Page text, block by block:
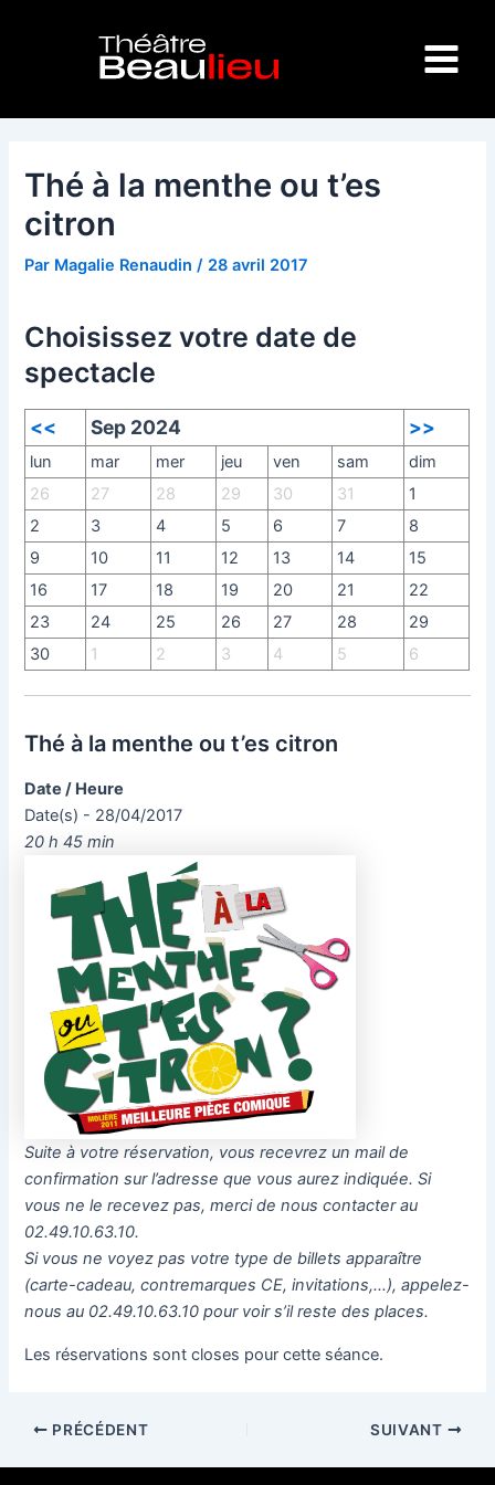
Menu
Thé à la menthe ou t’es
citron
Par Magalie Renaudin/ 28 avril 2017
Choisissez votre date de
spectacle
<< Sep 2024 >>
lun mar mer jeu ven sam
dim
26
27 28 29 30 31
1
2
3 4 5 6 7
8
9
10 11 12 13 14
15
16
17 18 19 20 21
22
23
24 25 26 27 28
29
30
1 2 3 4 5 6
Thé à la menthe ou t’es citron
Date / Heure
Date(s) - 28/04/2017
20 h 45 min
Suite à votre réservation, vous recevrez un mail de
confirmation sur l’adresse que vous aurez indiquée. Si
vous ne le recevez pas, merci de nous contacter au
02.49.10.63.10.
Si vous ne voyez pas votre type de billets apparaître
(carte-cadeau, contremarques CE, invitations,…), appelez-
nous au 02.49.10.63.10 pour voir s’il reste des places.
Les réservations sont closes pour cette séance.
PRÉCÉDENT SUIVANT